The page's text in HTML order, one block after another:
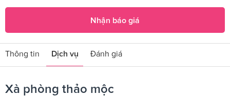
Nhận báo giá
Thông tin Dịch vụ Đánh giá
Xà phòng thảo mộc